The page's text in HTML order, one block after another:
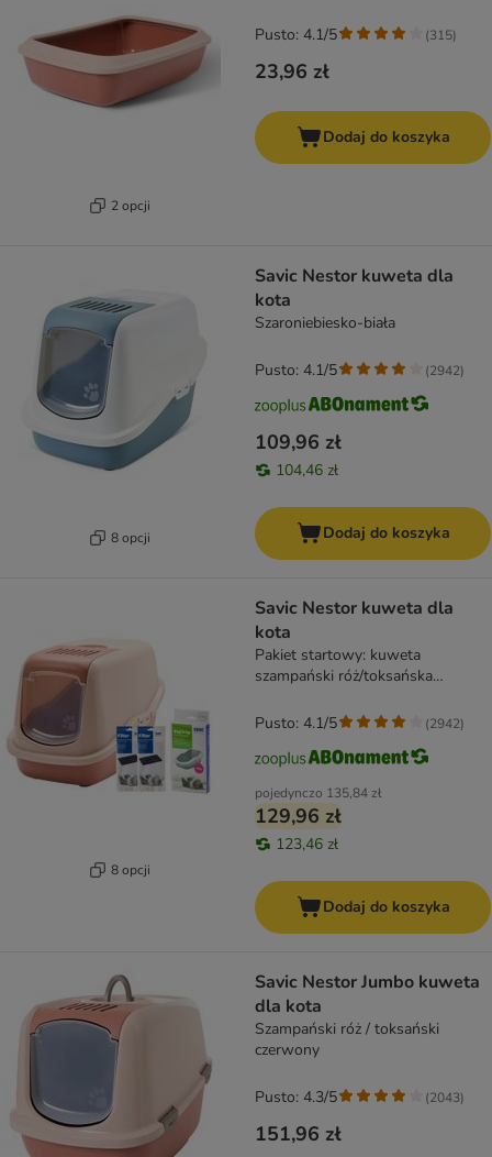
2 opcji
23,96 zł
Pusto: 4.1/5 (315)
Dodaj do koszyka
8 opcji
Savic Nestor kuweta dla
kota
Szaroniebiesko-biała
109,96 zł
104,46 zł
Pusto: 4.1/5 (2942)
Dodaj do koszyka
8 opcji
Savic Nestor kuweta dla
kota
Pakiet startowy: kuweta
szampański róż/toksańska
pojedynczo 135,84 zł
129,96 zł
123,46 zł
Pusto: 4.1/5 (2942)
Dodaj do koszyka
Savic Nestor Jumbo kuweta
dla kota
Szampański róż / toksański
czerwony
151,96 zł
Pusto: 4.3/5 (2043)